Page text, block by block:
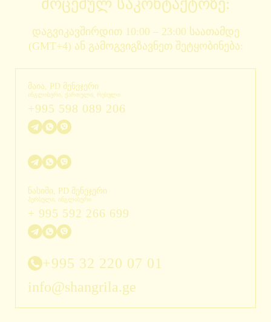
მოცემულ საკონტაქტოზე:
დაგვიკავშირდით 10:00 – 23:00 საათამდე
(GMT+4) ან გამოგვიგზავნეთ შეტყობინება:
მაია, PD მენეჯერი
ინგლისური, ქართული, რუსული
+995 598 089 206
ნასიმი, PD მენეჯერი
პერსული, ინგლისური
+ 995 592 266 699
+995 32 220 07 01
info@shangrila.ge